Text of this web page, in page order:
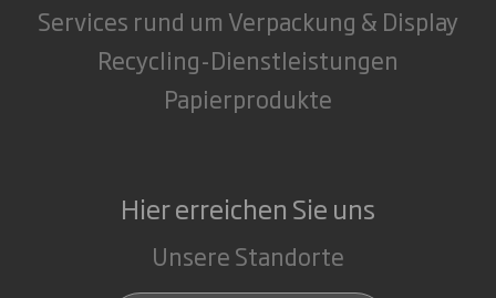
Services rund um Verpackung & Display
Recycling-Dienstleistungen
Papierprodukte
Hier erreichen Sie uns
Unsere Standorte